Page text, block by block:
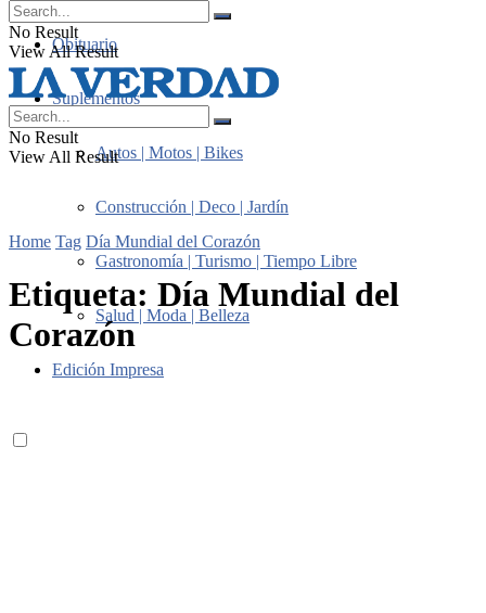
Obituario
Suplementos
Autos | Motos | Bikes
Construcción | Deco | Jardín
Gastronomía | Turismo | Tiempo Libre
Salud | Moda | Belleza
Edición Impresa
No Result
View All Result
No Result
View All Result
Home Tag Día Mundial del Corazón
Etiqueta: Día Mundial del
Corazón